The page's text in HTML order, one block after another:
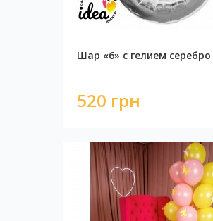
Шар «6» с гелием серебро
520 грн